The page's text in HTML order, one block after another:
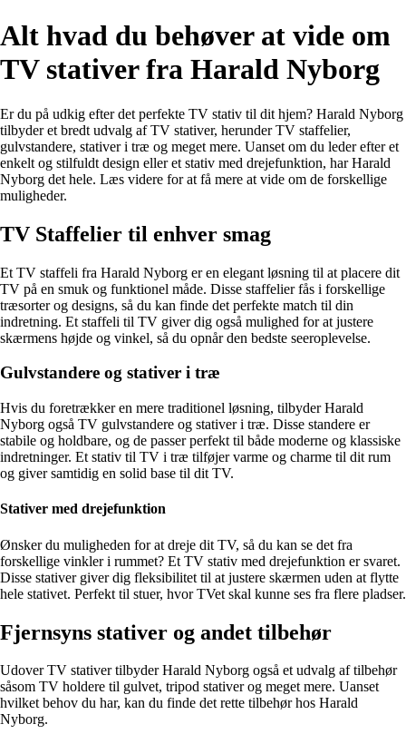
Alt hvad du behøver at vide om
TV stativer fra Harald Nyborg
Er du på udkig efter det perfekte TV stativ til dit hjem? Harald Nyborg
tilbyder et bredt udvalg af TV stativer, herunder TV staffelier,
gulvstandere, stativer i træ og meget mere. Uanset om du leder efter et
enkelt og stilfuldt design eller et stativ med drejefunktion, har Harald
Nyborg det hele. Læs videre for at få mere at vide om de forskellige
muligheder.
TV Staffelier til enhver smag
Et TV staffeli fra Harald Nyborg er en elegant løsning til at placere dit
TV på en smuk og funktionel måde. Disse staffelier fås i forskellige
træsorter og designs, så du kan finde det perfekte match til din
indretning. Et staffeli til TV giver dig også mulighed for at justere
skærmens højde og vinkel, så du opnår den bedste seeroplevelse.
Gulvstandere og stativer i træ
Hvis du foretrækker en mere traditionel løsning, tilbyder Harald
Nyborg også TV gulvstandere og stativer i træ. Disse standere er
stabile og holdbare, og de passer perfekt til både moderne og klassiske
indretninger. Et stativ til TV i træ tilføjer varme og charme til dit rum
og giver samtidig en solid base til dit TV.
Stativer med drejefunktion
Ønsker du muligheden for at dreje dit TV, så du kan se det fra
forskellige vinkler i rummet? Et TV stativ med drejefunktion er svaret.
Disse stativer giver dig fleksibilitet til at justere skærmen uden at flytte
hele stativet. Perfekt til stuer, hvor TVet skal kunne ses fra flere pladser.
Fjernsyns stativer og andet tilbehør
Udover TV stativer tilbyder Harald Nyborg også et udvalg af tilbehør
såsom TV holdere til gulvet, tripod stativer og meget mere. Uanset
hvilket behov du har, kan du finde det rette tilbehør hos Harald
Nyborg.